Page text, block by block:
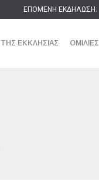
ΕΠΟΜΕΝΗ ΕΚΔΗΛΩΣΗ:
ΕΚΚΛΗΣΙΑΣ ΟΜΙΛΙΕΣ